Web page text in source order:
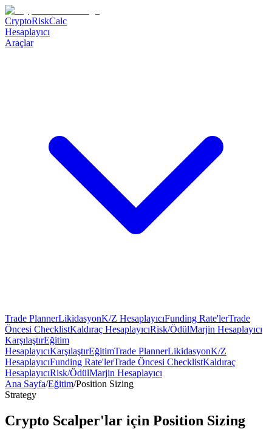
CryptoRiskCalc
Hesaplayıcı
Araçlar
Trade PlannerLikidasyonK/Z HesaplayıcıFunding Rate'lerTrade
Öncesi ChecklistKaldıraç HesaplayıcıRisk/ÖdülMarjin Hesaplayıcı
KarşılaştırEğitim
HesaplayıcıKarşılaştırEğitimTrade PlannerLikidasyonK/Z
HesaplayıcıFunding Rate'lerTrade Öncesi ChecklistKaldıraç
HesaplayıcıRisk/ÖdülMarjin Hesaplayıcı
Ana Sayfa/Eğitim/Position Sizing
Strategy
Crypto Scalper'lar için Position Sizing